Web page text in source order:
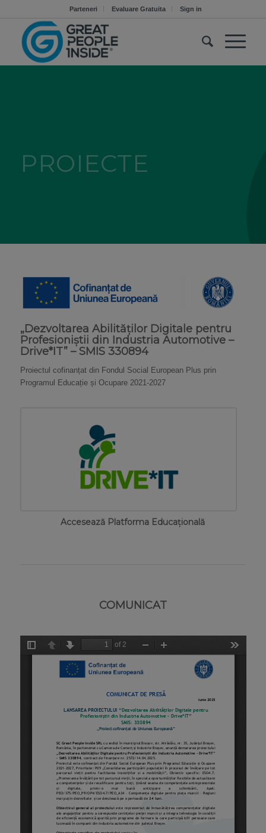
Parteneri Evaluare Gratuita Sign in
PROIECTE
„Dezvoltarea Abilităților Digitale pentru
Profesioniștii din Industria Automotive –
Drive*IT” – SMIS 330894
Proiectul cofinanțat din Fondul Social European Plus prin
Programul Educație și Ocupare 2021-2027
Accesează Platforma Educațională
COMUNICAT